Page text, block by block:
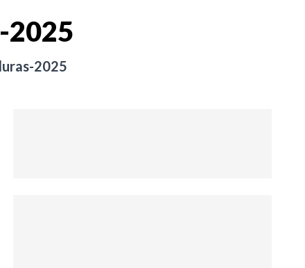
2025
2025